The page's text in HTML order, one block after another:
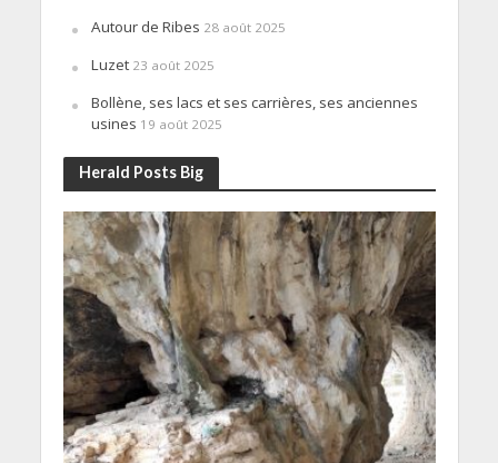
Autour de Ribes 28 août 2025
Luzet 23 août 2025
Bollène, ses lacs et ses carrières, ses anciennes
usines 19 août 2025
Herald Posts Big